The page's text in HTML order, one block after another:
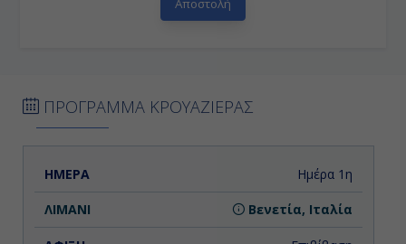
ΠΡΟΓΡΑΜΜΑ ΚΡΟΥΑΖΙΕΡΑΣ
ΗΜΕΡΑ ΑΝΑΧΩΡΗΣΗ
Ημέρα 1η
Βενετία, Ιταλία